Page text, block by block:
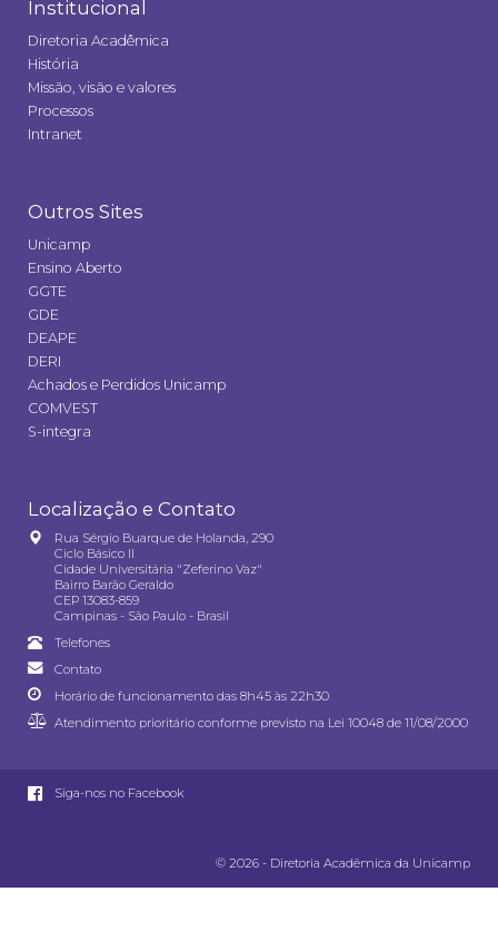
Institucional
Diretoria Acadêmica
História
Missão, visão e valores
Processos
Intranet
Outros Sites
Unicamp
Ensino Aberto
GGTE
GDE
DEAPE
DERI
Achados e Perdidos Unicamp
COMVEST
S-integra
Localização e Contato
Rua Sérgio Buarque de Holanda, 290
Ciclo Básico II
Cidade Universitária "Zeferino Vaz"
Bairro Barão Geraldo
CEP 13083-859
Campinas - São Paulo - Brasil
Telefones
Contato
Horário de funcionamento das 8h45 às 22h30
Atendimento prioritário conforme previsto na Lei 10048 de 11/08/2000
Siga-nos no Facebook
© 2026 - Diretoria Acadêmica da Unicamp